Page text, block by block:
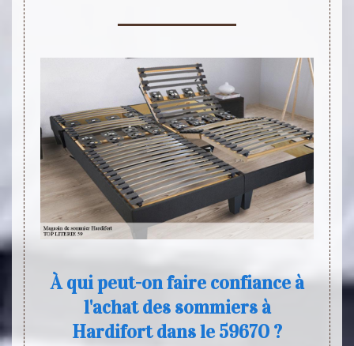
À qui peut-on faire confiance à
l'achat des sommiers à
Hardifort dans le 59670 ?
De
pas